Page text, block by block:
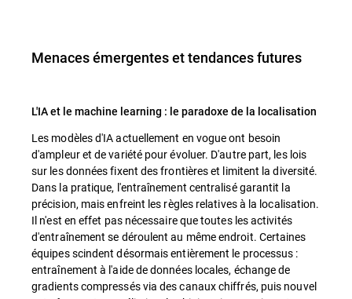
Menaces émergentes et tendances futures
L'IA et le machine learning : le paradoxe de la localisation
Les modèles d'IA actuellement en vogue ont besoin
d'ampleur et de variété pour évoluer. D'autre part, les lois
sur les données fixent des frontières et limitent la diversité.
Dans la pratique, l'entraînement centralisé garantit la
précision, mais enfreint les règles relatives à la localisation.
Il n'est en effet pas nécessaire que toutes les activités
d'entraînement se déroulent au même endroit. Certaines
équipes scindent désormais entièrement le processus :
entraînement à l'aide de données locales, échange de
gradients compressés via des canaux chiffrés, puis nouvel